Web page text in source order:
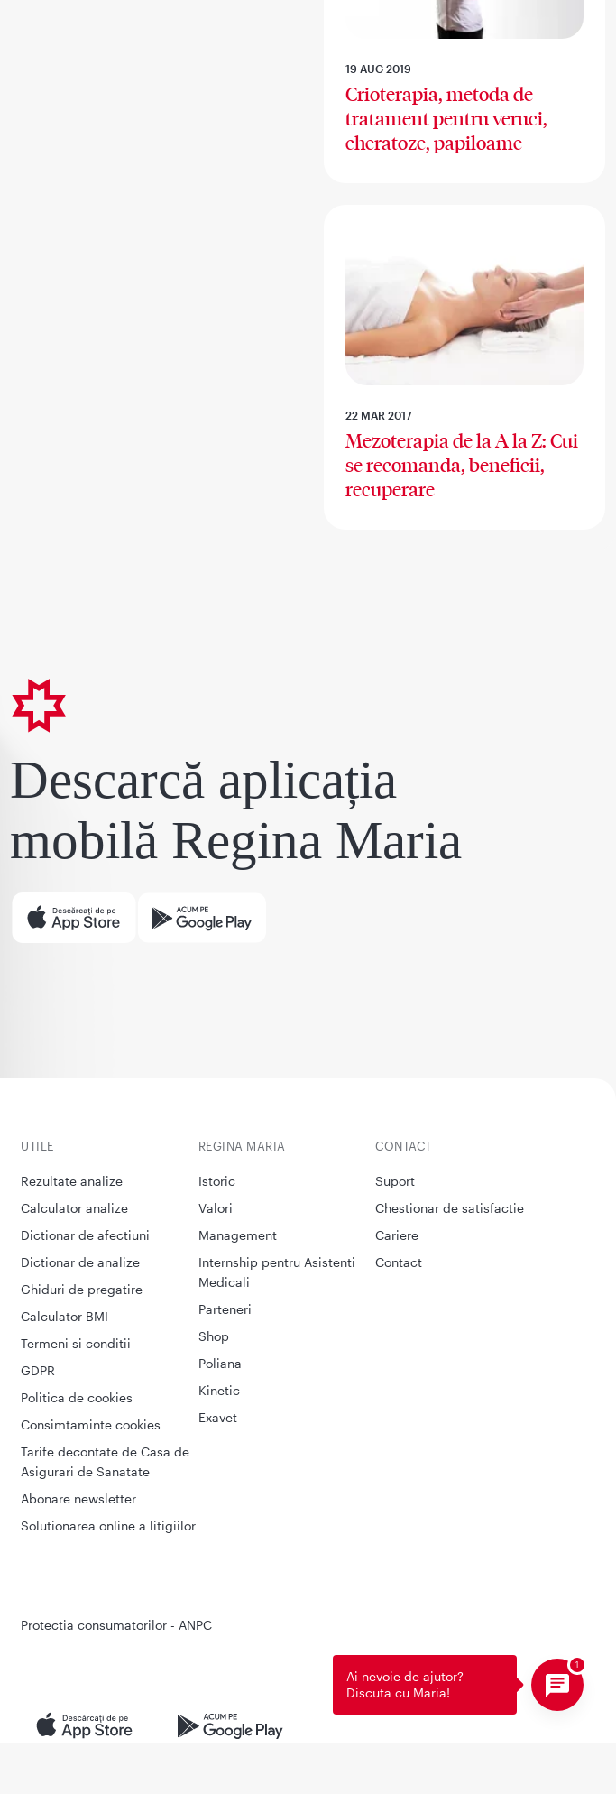
19 AUG 2019
Crioterapia, metoda de
tratament pentru veruci,
cheratoze, papiloame
22 MAR 2017
Mezoterapia de la A la Z: Cui
se recomanda, beneficii,
recuperare
Descarcă aplicația
mobilă Regina Maria
UTILE
Rezultate analize
Calculator analize
Dictionar de afectiuni
Dictionar de analize
Ghiduri de pregatire
Calculator BMI
Termeni si conditii
GDPR
Politica de cookies
Consimtaminte cookies
Tarife decontate de Casa de
Asigurari de Sanatate
Abonare newsletter
Solutionarea online a litigiilor
CONTACT
Suport
Chestionar de satisfactie
Cariere
Contact
REGINA MARIA
Istoric
Valori
Management
Internship pentru Asistenti
Medicali
Parteneri
Shop
Poliana
Kinetic
Exavet
Protectia consumatorilor - ANPC
Ai nevoie de ajutor?
Discuta cu Maria!